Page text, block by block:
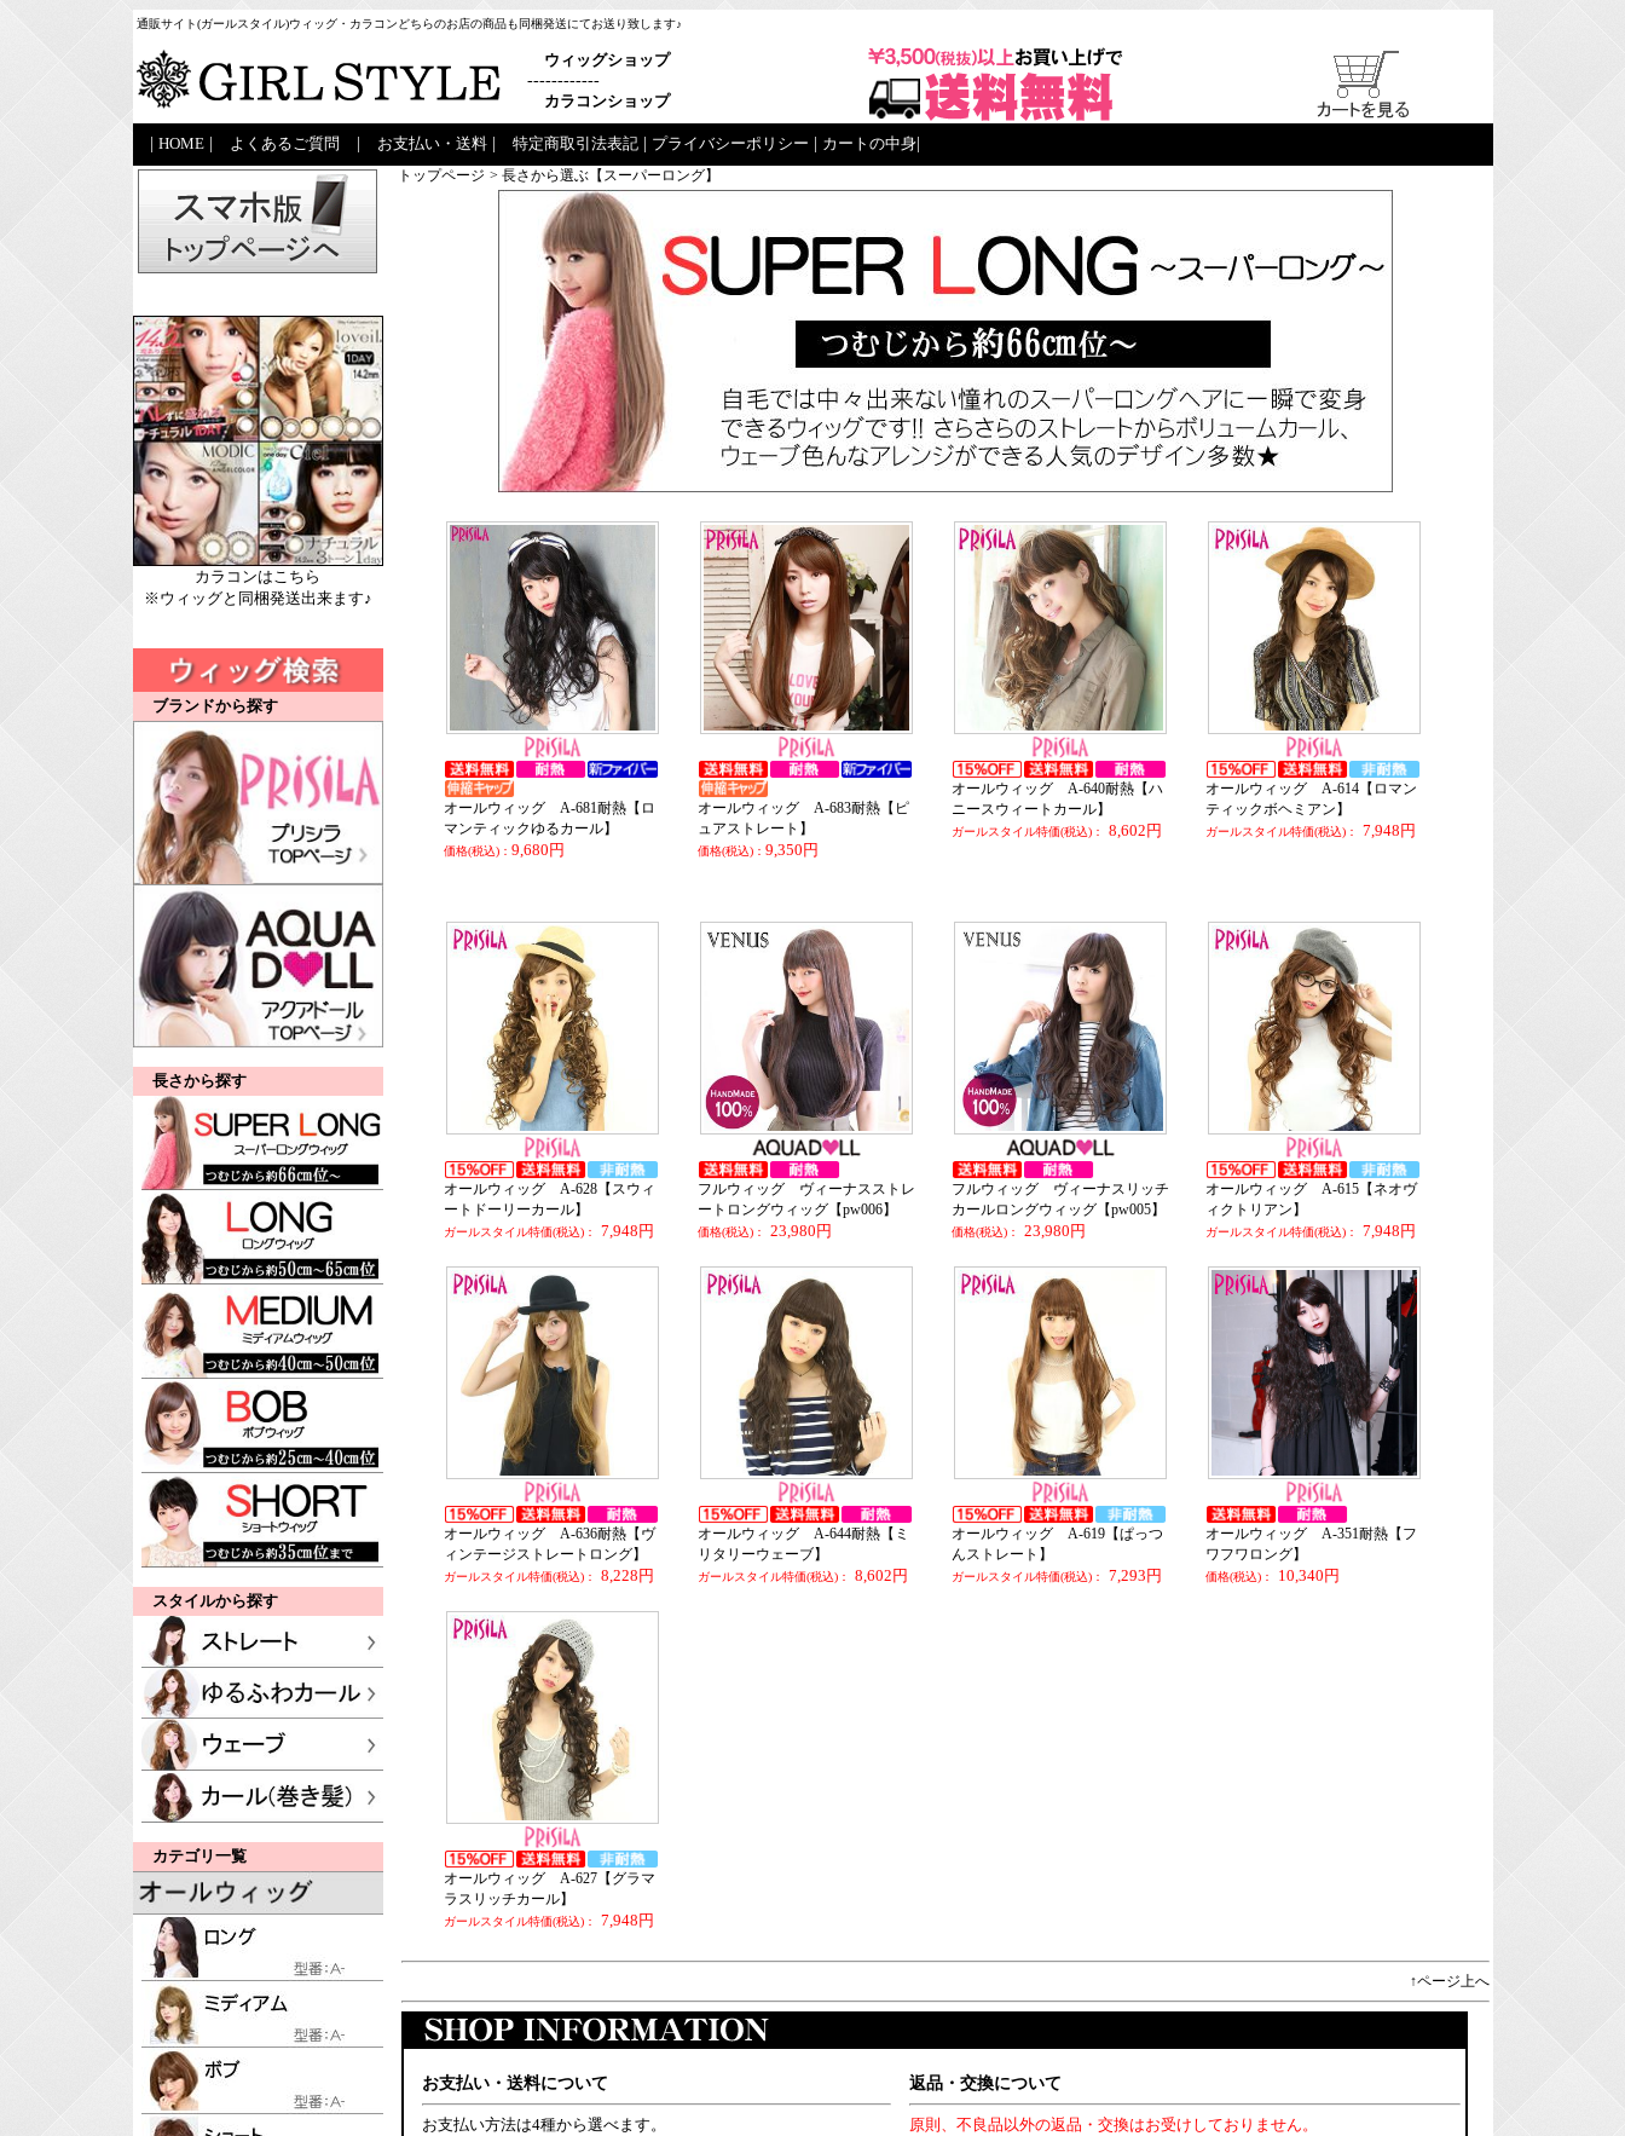
通販サイト(ガールスタイル)ウィッグ・カラコンどちらのお店の商品も同梱発送にてお送り致します♪
ウィッグショップ
------------
カラコンショップ
HOME よくあるご質問 お支払い・送料 特定商取引法表記 プライバシーポリシー カートの中身|
カラコンはこちら
※ウィッグと同梱発送出来ます♪
ブランドから探す
長さから探す
スタイルから探す
カテゴリ一覧
トップページ > 長さから選ぶ【スーパーロング】
オールウィッグ A-681耐熱【ロ
マンティックゆるカール】
価格(税込)： 9,680円
オールウィッグ A-683耐熱【ピ
ュアストレート】
価格(税込)： 9,350円
オールウィッグ A-640耐熱【ハ
ニースウィートカール】
ガールスタイル特価(税込)： 8,602円
オールウィッグ A-614【ロマン
ティックボヘミアン】
ガールスタイル特価(税込)： 7,948円
オールウィッグ A-628【スウィ
ートドーリーカール】
ガールスタイル特価(税込)： 7,948円
フルウィッグ ヴィーナスストレ
ートロングウィッグ【pw006】
価格(税込)： 23,980円
フルウィッグ ヴィーナスリッチ
カールロングウィッグ【pw005】
価格(税込)： 23,980円
オールウィッグ A-615【ネオヴ
ィクトリアン】
ガールスタイル特価(税込)： 7,948円
オールウィッグ A-636耐熱【ヴ
ィンテージストレートロング】
ガールスタイル特価(税込)： 8,228円
オールウィッグ A-644耐熱【ミ
リタリーウェーブ】
ガールスタイル特価(税込)： 8,602円
オールウィッグ A-619【ぱっつ
んストレート】
ガールスタイル特価(税込)： 7,293円
オールウィッグ A-351耐熱【フ
ワフワロング】
価格(税込)： 10,340円
オールウィッグ A-627【グラマ
ラスリッチカール】
ガールスタイル特価(税込)： 7,948円
↑ページ上へ
お支払い・送料について
お支払い方法は4種から選べます。
返品・交換について
原則、不良品以外の返品・交換はお受けしておりません。